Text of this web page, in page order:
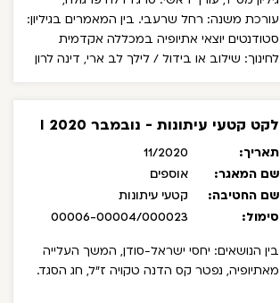
ערכים כמו ציונות, שוויון, ערבות הדדית
ואקטיביזם חברתי. זהו נכס תרבותי יקר מפז
המפיח חיים חדשים בסיפורה של החברה
אדמס צ'קולה (מיכאל אשכול), בליינש אייך,
פסהה מהרט, צהייה יצחק אליאס, רחמים
אלעזר, סוזן פולק, וויל ריקאנט, גראנום ברגר,
הנרי רוזנברג, נייט שפירו, הווארד לנהוף, אדית
אוורט, שמחה יעקובוביץ', ברברה ריבאקוב
עורכת משנה: רחל שרעבי.
סטודנטים יוצאי אתיופיה במכללה אקדמית
לחינוך: שילוב או בידול / לילך לב ארי, דינה לרון
לקט קטעי עיתונות - נובמבר 2020 I
תאריך:
11/2020
שם המאגר:
אוספים
שם החטיבה:
קטעי עיתונות
סימול:
00006-00004/000023
בין הנושאים: יחסי ישראל-סודן, המשך העלייה
מאתיופיה, נפטר קס הדנה טקויה ז"ל, חג הסגד.